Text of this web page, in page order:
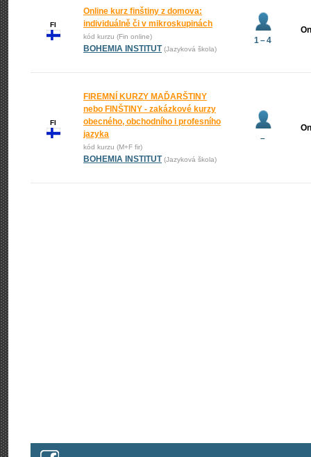
FI
Online kurz finštiny z domova:
individuálně či v mikroskupinách
kód kurzu (Fin online)
BOHEMIA INSTITUT (Jazyková škola)
1 – 4
FI
FIREMNÍ KURZY MAĎARŠTINY
nebo FINŠTINY - zakázkové kurzy
obecného, obchodního i profesního
jazyka
kód kurzu (M+F fir)
BOHEMIA INSTITUT (Jazyková škola)
–